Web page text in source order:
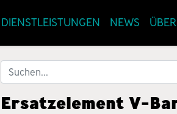
DIENSTLEISTUNGEN NEWS
Ersatzelement V-